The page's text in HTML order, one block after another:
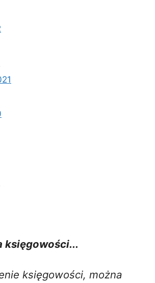
księgowości...
księgowości, można